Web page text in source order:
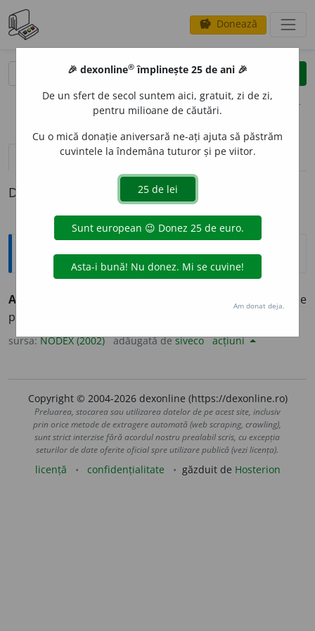
savings Donează
clear
opțiuni
definiții (1) pronunțievolume_up (50)
Definiția cu ID-ul 334072:
Explicative DEX
A SE EXP
A se afla într-o situație
periculoasă sau neplăcută. /<lat.
sursa:NODEX (2002) adăugată desiveco acțiuni
Copyright © 2004-2026 dexonline (https://dexonline.ro)
Preluarea, stocarea sau utilizarea datelor de pe acest site, inclusiv
prin orice metode de extragere automată (web scraping, crawling),
sunt strict interzise fără acordul nostru prealabil scris, cu excepția
seturilor de date oferite oficial spre utilizare publică (vezi licența).
licență confidențialitate găzduit de Hosterion
🎉 dexonline® împlinește 25 de ani 🎉
De un sfert de secol suntem aici, gratuit, zi de zi,
pentru milioane de căutări.
Cu o mică donație aniversară ne-ați ajuta să păstrăm
cuvintele la îndemâna tuturor și pe viitor.
Am donat deja.